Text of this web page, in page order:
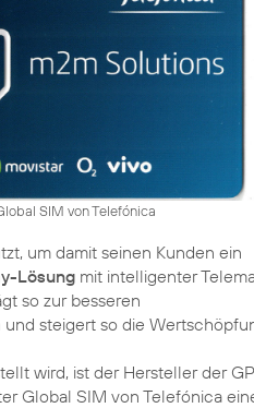
SIM von Telefónica
um damit seinen Kunden ein
Lösung mit intelligenter
so zur besseren
steigert so die
wird, ist der Hersteller der
Global SIM von Telefónica